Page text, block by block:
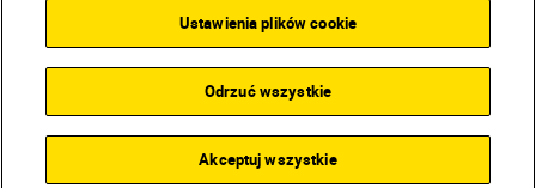
SKIP
Ustawienia plików cookie
Odrzuć wszystkie
Akceptuj wszystkie